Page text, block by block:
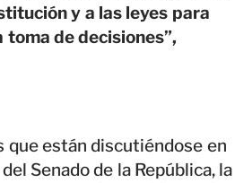
y a las leyes para
de decisiones”,
que están discutiéndose en
Senado de la República, la